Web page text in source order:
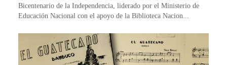
Bicentenario de la Independencia, liderado por el Ministerio de
Educación Nacional con el apoyo de la Biblioteca Nacion...